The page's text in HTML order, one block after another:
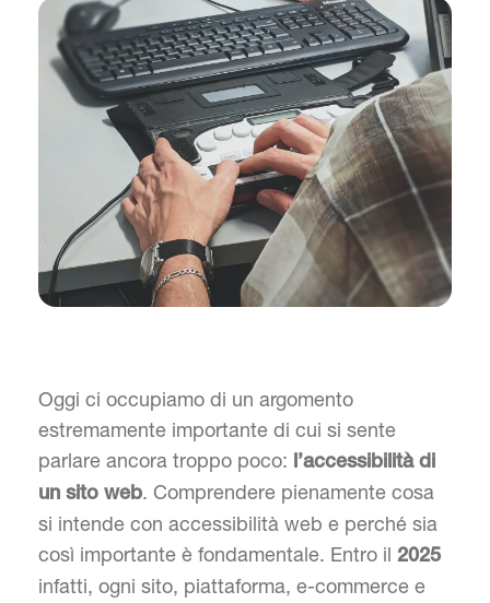
Oggi ci occupiamo di un argomento
estremamente importante di cui si sente
parlare ancora troppo poco:
l’accessibilità di
un sito web. Comprendere pienamente cosa
si intende con accessibilità web e perché sia
così importante è fondamentale. Entro il 2025
infatti, ogni sito, piattaforma, e-commerce e